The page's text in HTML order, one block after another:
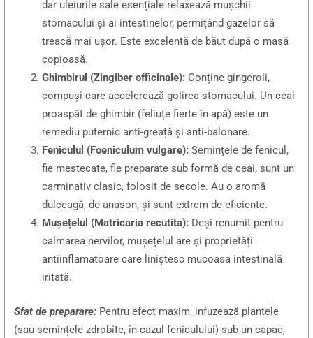
dar uleiurile sale esențiale relaxează mușchii
stomacului și ai intestinelor, permițând gazelor să
treacă mai ușor. Este excelentă de băut după o masă
copioasă.
Ghimbirul (Zingiber officinale): Conține gingeroli,
compuși care accelerează golirea stomacului. Un ceai
proaspăt de ghimbir (feliuțe fierte în apă) este un
remediu puternic anti-greață și anti-balonare.
Feniculul (Foeniculum vulgare): Semințele de fenicul,
fie mestecate, fie preparate sub formă de ceai, sunt un
carminativ clasic, folosit de secole. Au o aromă
dulceagă, de anason, și sunt extrem de eficiente.
Mușețelul (Matricaria recutita): Deși renumit pentru
calmarea nervilor, mușețelul are și proprietăți
antiinflamatoare care liniștesc mucoasa intestinală
iritată.
Sfat de preparare: Pentru efect maxim, infuzează plantele
(sau semințele zdrobite, în cazul feniculului) sub un capac,